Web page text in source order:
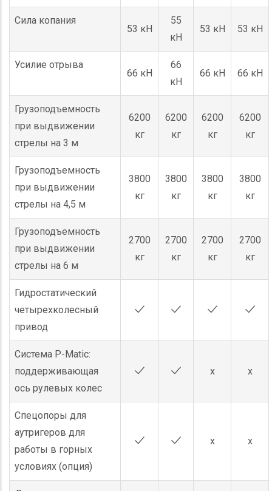
Сила копания
53 кН
55
кН
53 кН 53 кН
Усилие отрыва
66 кН
66
кН
66 кН 66 кН
Грузоподъемность
при выдвижении
стрелы на 3 м
6200
кг
6200
кг
6200
кг
6200
кг
Грузоподъемность
при выдвижении
стрелы на 4,5 м
3800
кг
3800
кг
3800
кг
3800
кг
Грузоподъемность
при выдвижении
стрелы на 6 м
2700
кг
2700
кг
2700
кг
2700
кг
Гидростатический
четырехколесный
привод
Система P-Matic:
поддерживающая
ось рулевых колес
x x
Спецопоры для
аутригеров для
работы в горных
условиях (опция)
x x